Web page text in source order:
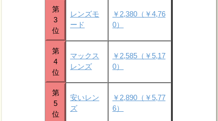
第
3
位
レンズモ
ード
￥2,380（￥4,76
0）
第
4
位
マックス
レンズ
￥2,585（￥5,17
0）
第
5
位
安いレン
ズ
￥2,890（￥5,77
6）